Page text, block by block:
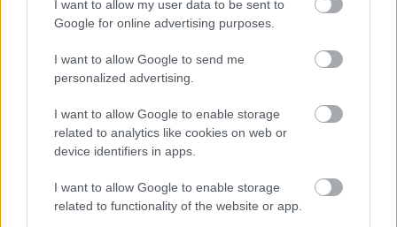
I want to allow my user data to be sent to
Google for online advertising purposes.
I want to allow Google to send me
personalized advertising.
I want to allow Google to enable storage
related to analytics like cookies on web or
device identifiers in apps.
I want to allow Google to enable storage
related to functionality of the website or app.
Néha a kutyák is megkergülnek a hótól
Fotó: Chung Sung-Jun / Europress / Getty
Jön még kép!